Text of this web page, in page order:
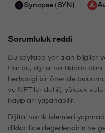
Synapse (SYN)
Sorumluluk reddi
Bu sayfada yer alan bilgiler
Paribu, dijital varlıkların
herhangi bir öneride
ve NFT'ler dahil), yüksek
kayıpları yaşanabilir.
Dijital varlık işlemleri
dikkatlice değerlendirin ve